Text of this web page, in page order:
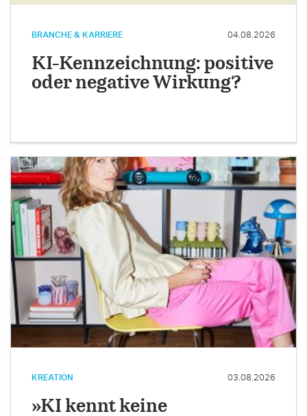
BRANCHE & KARRIERE 04.08.2026
KI-Kennzeichnung: positive
oder negative Wirkung?
KREATION 03.08.2026
»KI kennt keine